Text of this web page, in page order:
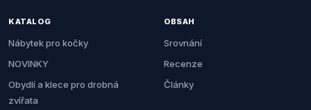
KATALOG
Nábytek pro kočky
NOVINKY
Obydlí a klece pro drobná
zvířata
OBSAH
Srovnání
Recenze
Články